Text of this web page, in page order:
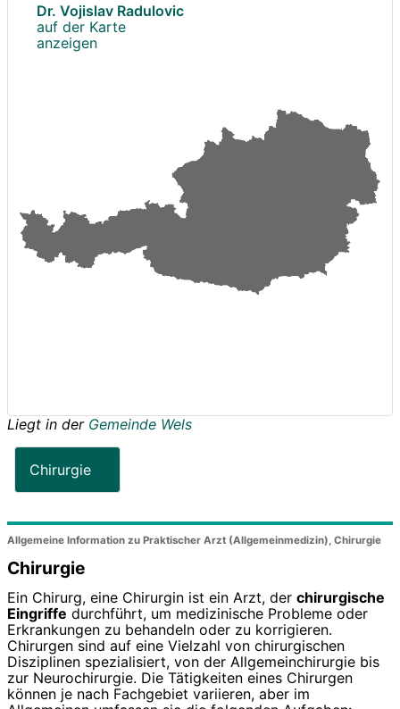
Dr. Vojislav Radulovic
auf der Karte
anzeigen
Liegt in der Gemeinde Wels
Chirurgie
Allgemeine Information zu Praktischer Arzt (Allgemeinmedizin), Chirurgie
Chirurgie
Ein Chirurg, eine Chirurgin ist ein Arzt, der chirurgische
Eingriffe durchführt, um medizinische Probleme oder
Erkrankungen zu behandeln oder zu korrigieren.
Chirurgen sind auf eine Vielzahl von chirurgischen
Disziplinen spezialisiert, von der Allgemeinchirurgie bis
zur Neurochirurgie. Die Tätigkeiten eines Chirurgen
können je nach Fachgebiet variieren, aber im